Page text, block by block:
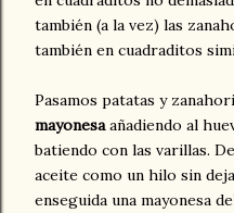
también (a la vez) las
también en cuadraditos
Pasamos patatas y
mayonesaañadiendo al
batiendo con las varillas.
aceite como un hilo sin
enseguida una mayonesa